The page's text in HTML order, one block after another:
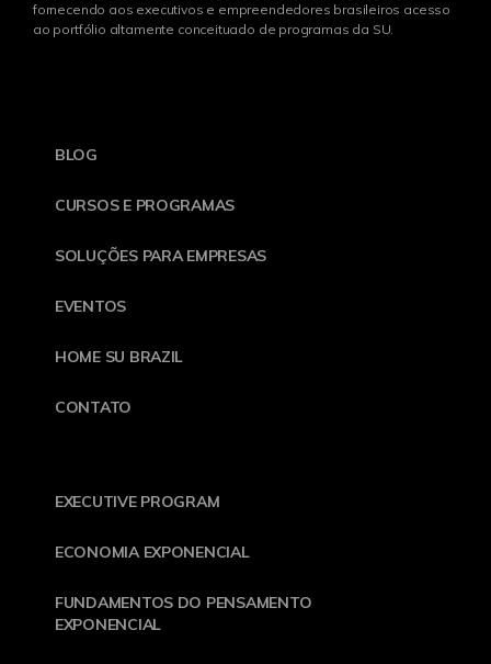
fornecendo aos executivos e empreendedores brasileiros acesso
ao portfólio altamente conceituado de programas da SU.
BLOG
CURSOS E PROGRAMAS
SOLUÇÕES PARA EMPRESAS
EVENTOS
HOME SU BRAZIL
CONTATO
EXECUTIVE PROGRAM
ECONOMIA EXPONENCIAL
FUNDAMENTOS DO PENSAMENTO
EXPONENCIAL